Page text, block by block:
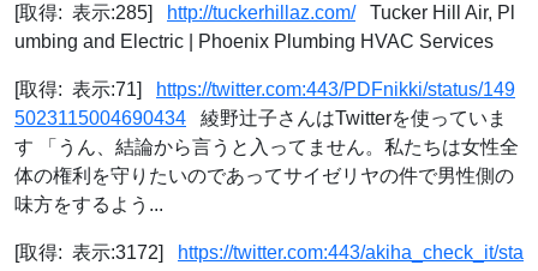
[取得: 表示:285] http://tuckerhillaz.com/Tucker Hill Air, Pl
umbing and Electric | Phoenix Plumbing HVAC Services
[取得: 表示:71]
https://twitter.com:443/PDFnikki/status/149
5023115004690434 綾野辻子さんはTwitterを使っていま
す 「うん、結論から言うと入ってません。私たちは女性全
体の権利を守りたいのであってサイゼリヤの件で男性側の
味方をするよう...
[取得: 表示:3172]
https://twitter.com:443/akiha_check_it/sta